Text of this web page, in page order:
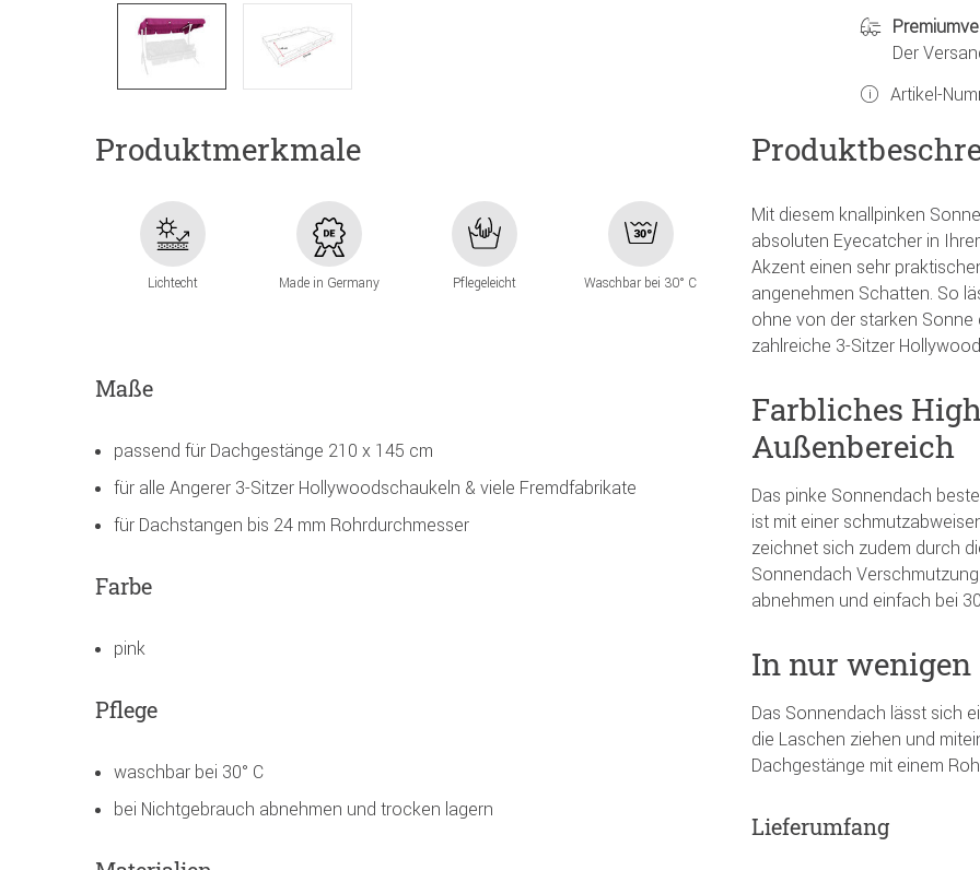
Der
Artikel-
Produktmerkmale
Lichtecht Made in Germany Pflegeleicht Waschbar bei 30° C
Maße
passend für Dachgestänge 210 x 145 cm
für alle Angerer 3-Sitzer Hollywoodschaukeln & viele Fremdfabrikate
für Dachstangen bis 24 mm Rohrdurchmesser
Farbe
pink
Pflege
waschbar bei 30° C
bei Nichtgebrauch abnehmen und trocken lagern
Mit diesem knallpinken
absoluten Eyecatcher in
Akzent einen sehr
angenehmen Schatten. So
ohne von der starken
zahlreiche 3-Sitzer
Farbliches
Außenbereich
Das pinke Sonnendach
ist mit einer
zeichnet sich zudem durch
Sonnendach
abnehmen und einfach bei
In nur
Das Sonnendach lässt sich
die Laschen ziehen und
Dachgestänge mit einem
Lieferumfang